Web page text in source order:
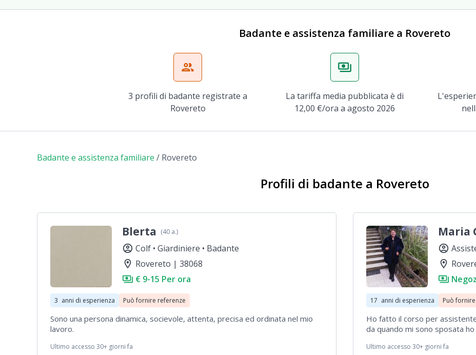
Badante e assistenza familiare a Rovereto
group
3 profili di badante registrate a
Rovereto
payments
La tariffa media pubblicata è di
12,00 €/ora a agosto 2026
Badante e assistenza familiare / Rovereto
Profili di badante a Rovereto
Blerta (40 a.)
account_circle Colf • Giardiniere • Badante
location_on Rovereto | 38068
payments € 9-15 Per ora
3 anni di esperienza Può fornire referenze
Sono una persona dinamica, socievole, attenta, precisa ed ordinata nel mio
lavoro.
Ultimo accesso 30+ giorni fa
Maria
account_circle
location_on
payments
17 anni di esperienza Può
Ho fatto il corso per
da quando mi sono sposata
piace lavorare con i bambini e
Ultimo accesso 30+ giorni fa